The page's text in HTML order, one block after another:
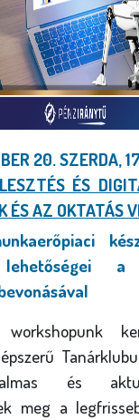
20. SZERDA,
ÉS
ÉS AZ OKTATÁS
a
és
meg a